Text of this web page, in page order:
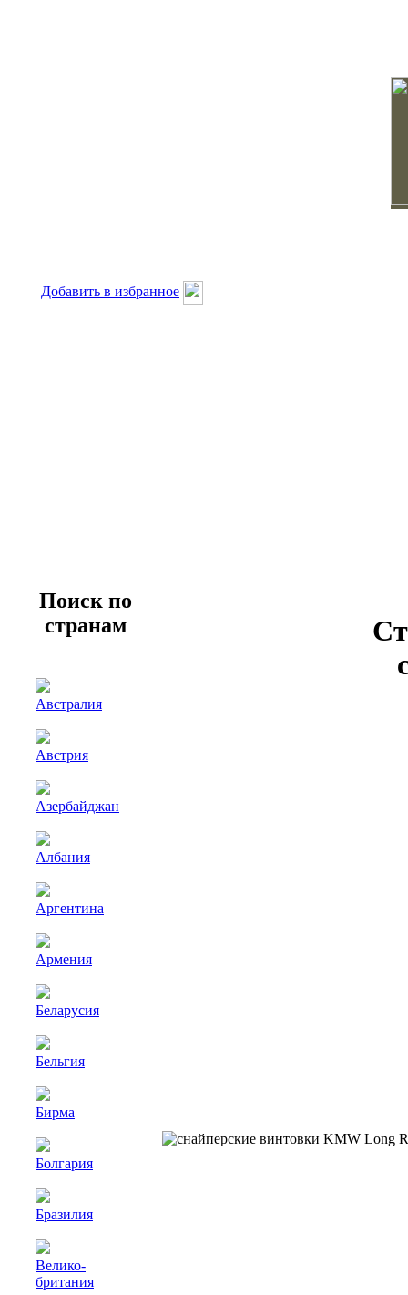
Добавить в избранное
Поиск по
странам
Австралия
Австрия
Азербайджан
Албания
Аргентина
Армения
Беларусия
Бельгия
Бирма
Болгария
Бразилия
Велико-
британия